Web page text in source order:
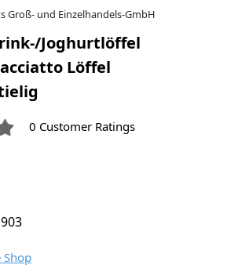
Groß- und Einzelhandels-GmbH
Joghurtlöffel
Löffel
0 Customer Ratings